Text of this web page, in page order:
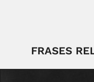
FRASES